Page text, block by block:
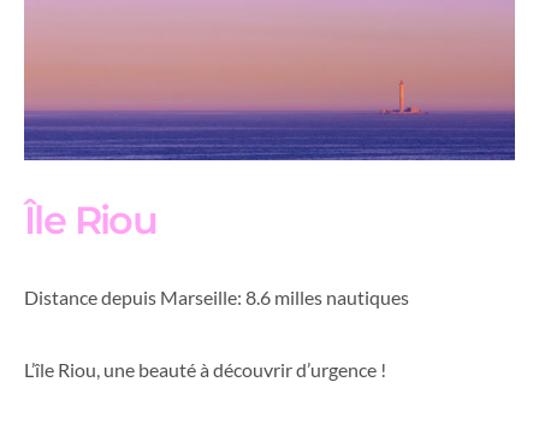
Île Riou
Distance depuis Marseille: 8.6 milles nautiques
L’île Riou, une beauté à découvrir d’urgence !